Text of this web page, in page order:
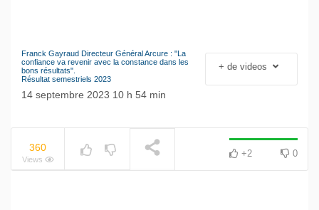
NOW PLAYING
Le séisme industriel
Franck Gayraud Directeur Général Arcure : "La
confiance va revenir avec la constance dans les
bons résultats".
Résultat semestriels 2023
14 septembre 2023 10 h 54 min
+ de videos
360
Views
+2 0